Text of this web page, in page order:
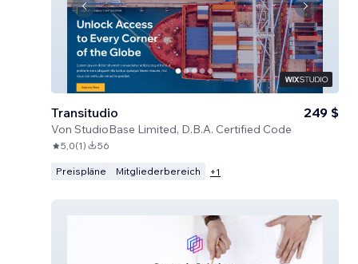
Transitudio
Von StudioBase Limited, D.B.A. Certified Code
249 $
5,0(1) 56
Preispläne Mitgliederbereich +1